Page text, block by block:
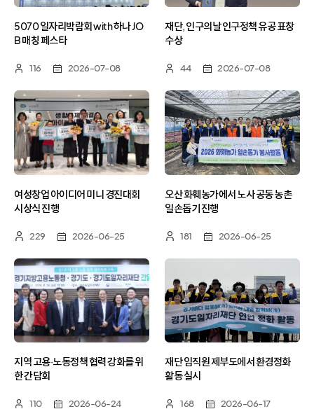
5070 일자리박람회 with 하나 JO
B 매칭 페스타
116 2026-07-08
재단, 인구의날 인구정책 유공 표창
수상
44 2026-07-08
여성창업 아이디어 미니 경진대회
시상식 진행
229 2026-06-25
오산 화훼농가에서 노사 공동 농촌
일손돕기 진행
181 2026-06-25
지역 고용·노동정책 협력 강화를 위
한 간담회
110 2026-06-24
재단 임직원 제부도에서 환경정화
활동 실시
168 2026-06-17